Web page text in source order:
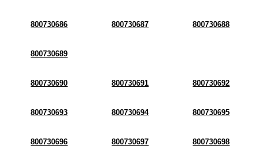
800730686 800730687 800730688
800730689
800730690 800730691 800730692
800730693 800730694 800730695
800730696 800730697 800730698